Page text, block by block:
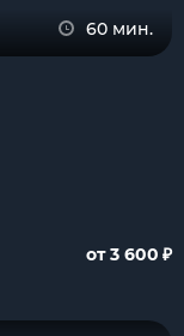
60 мин.
от 3 600 ₽